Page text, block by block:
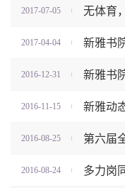
2017-07-05
2017-04-04
新雅书
2016-12-31
2016-11-15
2016-08-25
2016-08-24